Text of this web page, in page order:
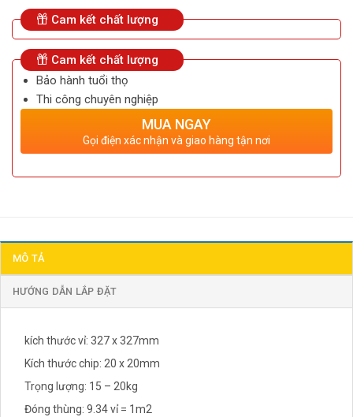
Cam kết chất lượng
Cam kết chất lượng
Bảo hành tuổi thọ
Thi công chuyên nghiệp
MUA NGAY
Gọi điện xác nhận và giao hàng tận nơi
MÔ TẢ
HƯỚNG DẪN LẮP ĐẶT
kích thước vỉ: 327 x 327mm
Kích thước chip: 20 x 20mm
Trọng lượng: 15 – 20kg
Đóng thùng: 9.34 vỉ = 1m2